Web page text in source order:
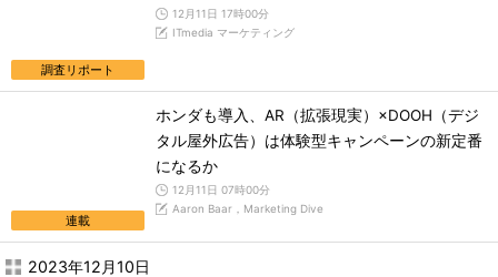
調査リポート
12月11日 17時00分
ITmedia マーケティング
連載
ホンダも導入、AR（拡張現実）×DOOH（デジ
タル屋外広告）は体験型キャンペーンの新定番
になるか
12月11日 07時00分
Aaron Baar，Marketing Dive
2023年12月10日